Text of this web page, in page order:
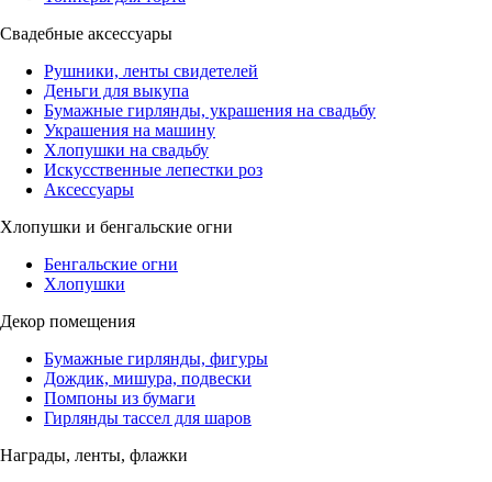
Свадебные аксессуары
Рушники, ленты свидетелей
Деньги для выкупа
Бумажные гирлянды, украшения на свадьбу
Украшения на машину
Хлопушки на свадьбу
Искусственные лепестки роз
Аксессуары
Хлопушки и бенгальские огни
Бенгальские огни
Хлопушки
Декор помещения
Бумажные гирлянды, фигуры
Дождик, мишура, подвески
Помпоны из бумаги
Гирлянды тассел для шаров
Награды, ленты, флажки